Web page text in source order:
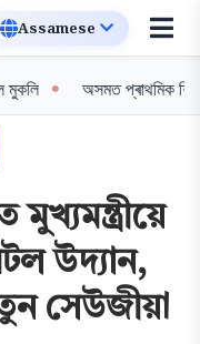
অসমত প্ৰাথমিক
উদ্যান,
সেউজীয়া